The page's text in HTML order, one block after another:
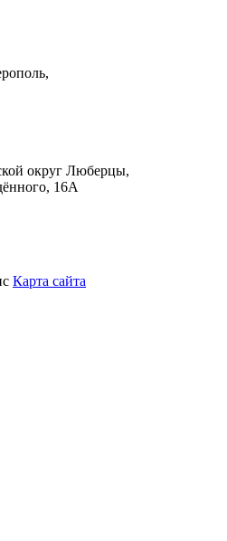
округ Люберцы,
16А
Карта сайта